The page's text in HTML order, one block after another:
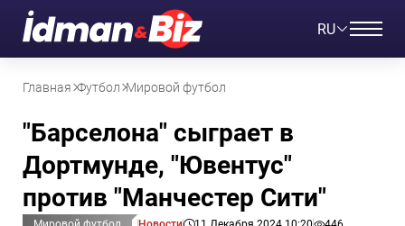
RU
Главная Футбол Мировой футбол
"Барселона" сыграет в
Дортмунде, "Ювентус"
против "Манчестер Сити"